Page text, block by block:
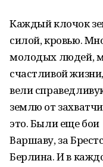
Каждый клочок
силой, кровью.
молодых людей,
счастливой
вели
землю от
это. Были еще
Варшаву, за
Берлина. И в